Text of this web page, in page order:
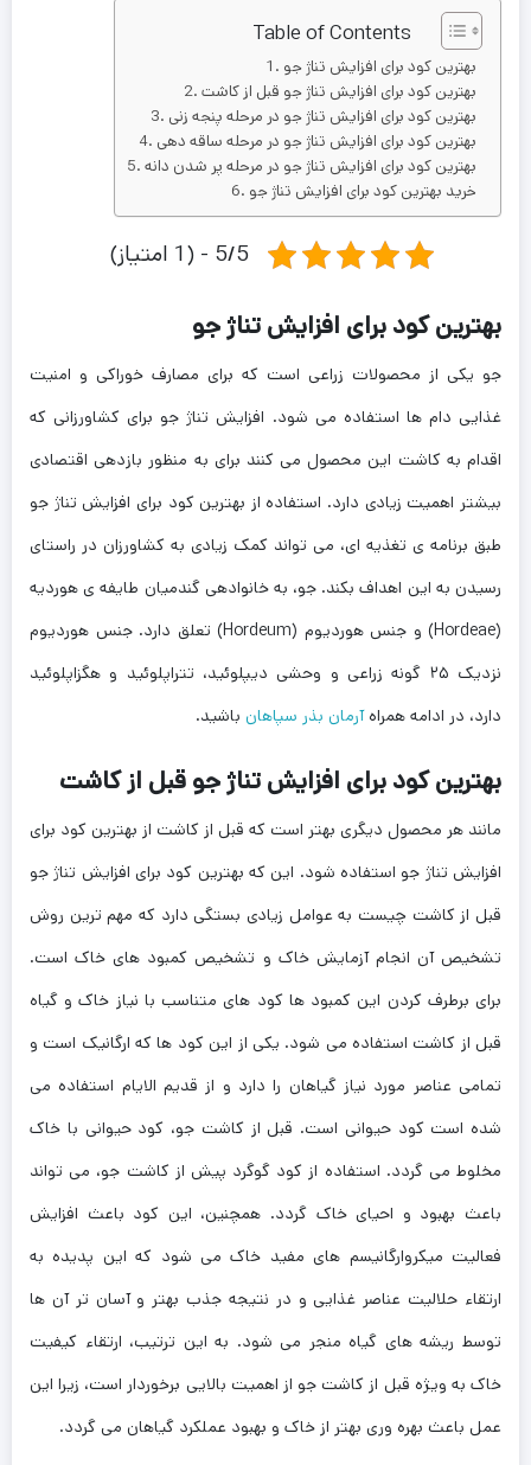
Table of Contents
بهترین کود برای افزایش تناژ جو
بهترین کود برای افزایش تناژ جو قبل از کاشت
بهترین کود برای افزایش تناژ جو در مرحله پنجه زنی
بهترین کود برای افزایش تناژ جو در مرحله ساقه دهی
بهترین کود برای افزایش تناژ جو در مرحله پر شدن دانه
خرید بهترین کود برای افزایش تناژ جو
5/5 - (1 امتیاز)
بهترین کود برای افزایش تناژ جو
جو یکی از محصولات زراعی است که برای مصارف خوراکی و امنیت
غذایی دام ها استفاده می شود. افزایش تناژ جو برای کشاورزانی که
اقدام به کاشت این محصول می کنند برای به منظور بازدهی اقتصادی
بیشتر اهمیت زیادی دارد. استفاده از بهترین کود برای افزایش تناژ جو
طبق برنامه ی تغذیه ای، می تواند کمک زیادی به کشاورزان در راستای
رسیدن به این اهداف بکند. جو، به خانوادهی گندميان طايفه ی هورديه
(Hordeae) و جنس هورديوم (Hordeum) تعلق دارد. جنس هورديوم
نزديک ۲۵ گونه زراعى و وحشى ديپلوئيد، تتراپلوئيد و هگزاپلوئيد
دارد، در ادامه همراهآرمان بذر سپاهان باشید.
بهترین کود برای افزایش تناژ جو قبل از کاشت
مانند هر محصول دیگری بهتر است که قبل از کاشت از بهترین کود برای
افزایش تناژ جو استفاده شود. این که بهترین کود برای افزایش تناژ جو
قبل از کاشت چیست به عوامل زیادی بستگی دارد که مهم ترین روش
تشخیص آن انجام آزمایش خاک و تشخیص کمبود های خاک است.
برای برطرف کردن این کمبود ها کود های متناسب با نیاز خاک و گیاه
قبل از کاشت استفاده می شود. یکی از این کود ها که ارگانیک است و
تمامی عناصر مورد نیاز گیاهان را دارد و از قدیم الایام استفاده می
شده است کود حیوانی است. قبل از کاشت جو، کود حیوانی با خاک
مخلوط می گردد. استفاده از کود گوگرد پیش از کاشت جو، می‌ تواند
باعث بهبود و احیای خاک گردد. همچنین، این کود باعث افزایش
فعالیت میکروارگانیسم ‌های مفید خاک می ‌شود که این پدیده به
ارتقاء حلالیت عناصر غذایی و در نتیجه جذب بهتر و آسان ‌تر آن ‌ها
توسط ریشه ‌های گیاه منجر می ‌شود. به این ترتیب، ارتقاء کیفیت
خاک به ویژه قبل از کاشت جو از اهمیت بالایی برخوردار است، زیرا این
عمل باعث بهره ‌وری بهتر از خاک و بهبود عملکرد گیاهان می‌ گردد.